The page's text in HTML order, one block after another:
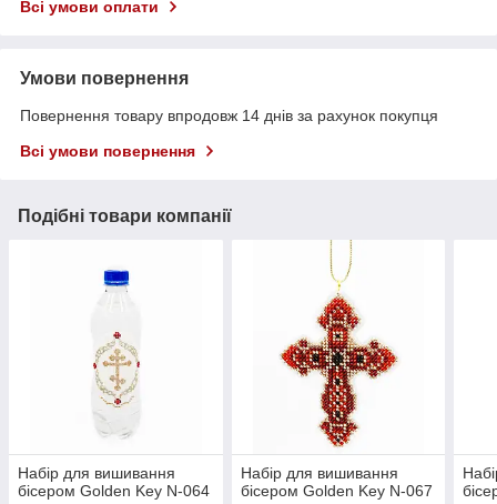
Всі умови оплати
Умови повернення
Повернення товару впродовж 14 днів за рахунок покупця
Всі умови повернення
Подібні товари компанії
Набір для вишивання
бісером Golden Key N-064
Набір для вишивання
бісером Golden Key N-067